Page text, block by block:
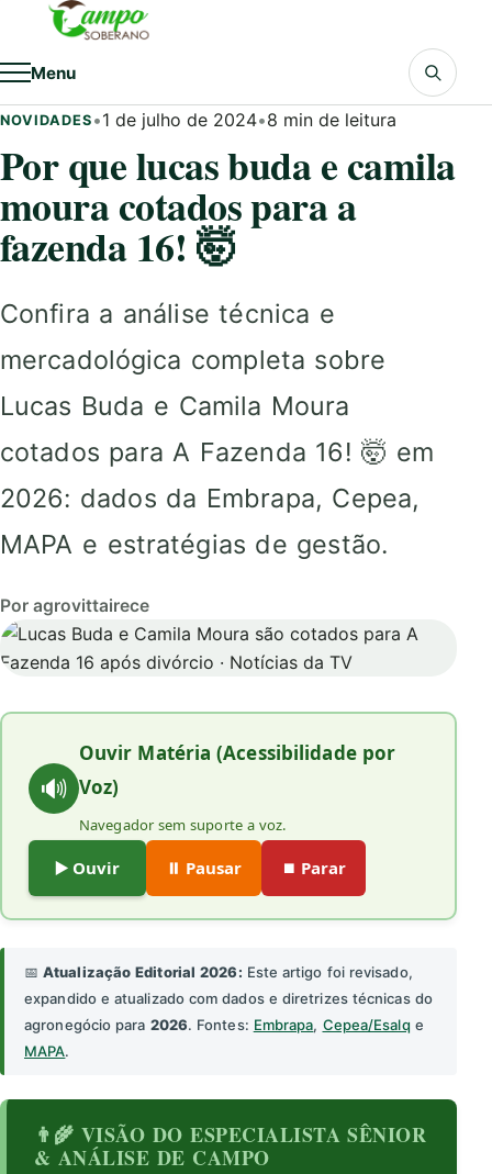
Pular para o conteúdo
Menu
NOVIDADES •1 de julho de 2024•8 min de leitura
Por que lucas buda e camila
moura cotados para a
fazenda 16! 🤯
Confira a análise técnica e
mercadológica completa sobre
Lucas Buda e Camila Moura
cotados para A Fazenda 16! 🤯 em
2026: dados da Embrapa, Cepea,
MAPA e estratégias de gestão.
Por agrovittairece
🔊
Ouvir Matéria (Acessibilidade por
Voz)
Navegador sem suporte a voz.
▶️ Ouvir ⏸️ Pausar ⏹️ Parar
📅Atualização Editorial 2026: Este artigo foi revisado,
expandido e atualizado com dados e diretrizes técnicas do
agronegócio para 2026. Fontes: Embrapa, Cepea/Esalq e
MAPA.
👨‍🌾 VISÃO DO ESPECIALISTA SÊNIOR
& ANÁLISE DE CAMPO